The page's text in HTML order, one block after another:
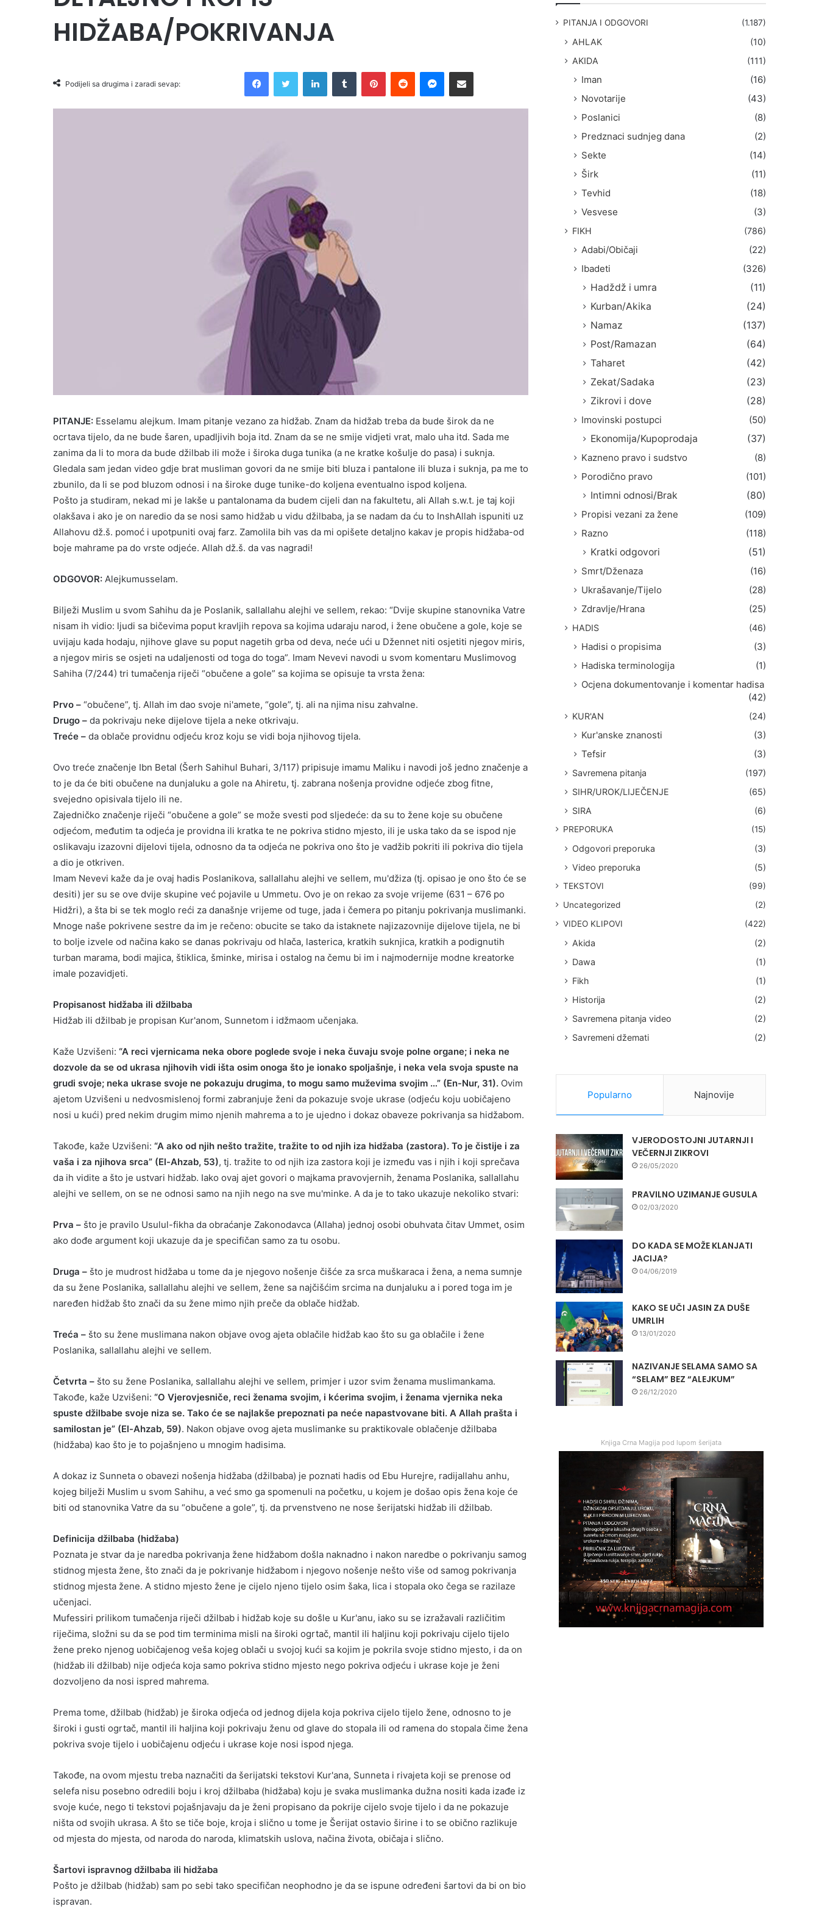
HIDŽABA/POKRIVANJA
Podijeli sa drugima i zaradi sevap:
PITANJE: Esselamu alejkum. Imam pitanje vezano za hidžab. Znam da hidžab treba da bude širok da ne
ocrtava tijelo, da ne bude šaren, upadljivih boja itd. Znam da se ne smije vidjeti vrat, malo uha itd. Sada me
zanima da li to mora da bude džilbab ili može i široka duga tunika (a ne kratke košulje do pasa) i suknja.
Gledala sam jedan video gdje brat musliman govori da ne smije biti bluza i pantalone ili bluza i suknja, pa me to
zbunilo, da li se pod bluzom odnosi i na široke duge tunike-do koljena eventualno ispod koljena.
Pošto ja studiram, nekad mi je lakše u pantalonama da budem cijeli dan na fakultetu, ali Allah s.w.t. je taj koji
olakšava i ako je on naredio da se nosi samo hidžab u vidu džilbaba, ja se nadam da ću to InshAllah ispuniti uz
Allahovu dž.š. pomoć i upotpuniti ovaj farz. Zamolila bih vas da mi opišete detaljno kakav je propis hidžaba-od
boje mahrame pa do vrste odjeće. Allah dž.š. da vas nagradi!
ODGOVOR: Alejkumusselam.
Bilježi Muslim u svom Sahihu da je Poslanik, sallallahu alejhi ve sellem, rekao: “Dvije skupine stanovnika Vatre
nisam ih vidio: ljudi sa bičevima poput kravljih repova sa kojima udaraju narod, i žene obučene a gole, koje se
uvijaju kada hodaju, njihove glave su poput nagetih grba od deva, neće ući u Džennet niti osjetiti njegov miris,
a njegov miris se osjeti na udaljenosti od toga do toga”. Imam Nevevi navodi u svom komentaru Muslimovog
Sahiha (7/244) tri tumačenja riječi “obučene a gole” sa kojima se opisuje ta vrsta žena:
Prvo – “obučene”, tj. Allah im dao svoje ni'amete, “gole”, tj. ali na njima nisu zahvalne.
Drugo – da pokrivaju neke dijelove tijela a neke otkrivaju.
Treće – da oblače providnu odjeću kroz koju se vidi boja njihovog tijela.
Ovo treće značenje Ibn Betal (Šerh Sahihul Buhari, 3/117) pripisuje imamu Maliku i navodi još jedno značenje a
to je da će biti obučene na dunjaluku a gole na Ahiretu, tj. zabrana nošenja providne odjeće zbog fitne,
svejedno opisivala tijelo ili ne.
Zajedničko značenje riječi “obučene a gole” se može svesti pod sljedeće: da su to žene koje su obučene
odjećom, međutim ta odjeća je providna ili kratka te ne pokriva stidno mjesto, ili je uska tako da se ispod nje
oslikavaju izazovni dijelovi tijela, odnosno da ta odjeća ne pokriva ono što je vadžib pokriti ili pokriva dio tijela
a dio je otkriven.
Imam Nevevi kaže da je ovaj hadis Poslanikova, sallallahu alejhi ve sellem, mu'džiza (tj. opisao je ono što će se
desiti) jer su se ove dvije skupine već pojavile u Ummetu. Ovo je on rekao za svoje vrijeme (631 – 676 po
Hidžri), a šta bi se tek moglo reći za današnje vrijeme od tuge, jada i čemera po pitanju pokrivanja muslimanki.
Mnoge naše pokrivene sestre da im je rečeno: obucite se tako da istaknete najizazovnije dijelove tijela, ne bi
to bolje izvele od načina kako se danas pokrivaju od hlača, lasterica, kratkih suknjica, kratkih a podignutih
turban marama, bodi majica, štiklica, šminke, mirisa i ostalog na čemu bi im i najmodernije modne kreatorke
imale pozavidjeti.
Propisanost hidžaba ili džilbaba
Hidžab ili džilbab je propisan Kur'anom, Sunnetom i idžmaom učenjaka.
Kaže Uzvišeni: “A reci vjernicama neka obore poglede svoje i neka čuvaju svoje polne organe; i neka ne
dozvole da se od ukrasa njihovih vidi išta osim onoga što je ionako spoljašnje, i neka vela svoja spuste na
grudi svoje; neka ukrase svoje ne pokazuju drugima, to mogu samo muževima svojim …” (En-Nur, 31). Ovim
ajetom Uzvišeni u nedvosmislenoj formi zabranjuje ženi da pokazuje svoje ukrase (odjeću koju uobičajeno
nosi u kući) pred nekim drugim mimo njenih mahrema a to je ujedno i dokaz obaveze pokrivanja sa hidžabom.
Takođe, kaže Uzvišeni: “A ako od njih nešto tražite, tražite to od njih iza hidžaba (zastora). To je čistije i za
vaša i za njihova srca” (El-Ahzab, 53), tj. tražite to od njih iza zastora koji je između vas i njih i koji sprečava
da ih vidite a što je ustvari hidžab. Iako ovaj ajet govori o majkama pravovjernih, ženama Poslanika, sallallahu
alejhi ve sellem, on se ne odnosi samo na njih nego na sve mu'minke. A da je to tako ukazuje nekoliko stvari:
Prva – što je pravilo Usulul-fikha da obraćanje Zakonodavca (Allaha) jednoj osobi obuhvata čitav Ummet, osim
ako dođe argument koji ukazuje da je specifičan samo za tu osobu.
Druga – što je mudrost hidžaba u tome da je njegovo nošenje čišće za srca muškaraca i žena, a nema sumnje
da su žene Poslanika, sallallahu alejhi ve sellem, žene sa najčišćim srcima na dunjaluku a i pored toga im je
naređen hidžab što znači da su žene mimo njih preče da oblače hidžab.
Treća – što su žene muslimana nakon objave ovog ajeta oblačile hidžab kao što su ga oblačile i žene
Poslanika, sallallahu alejhi ve sellem.
Četvrta – što su žene Poslanika, sallallahu alejhi ve sellem, primjer i uzor svim ženama muslimankama.
Takođe, kaže Uzvišeni: “O Vjerovjesniče, reci ženama svojim, i kćerima svojim, i ženama vjernika neka
spuste džilbabe svoje niza se. Tako će se najlakše prepoznati pa neće napastvovane biti. A Allah prašta i
samilostan je” (El-Ahzab, 59). Nakon objave ovog ajeta muslimanke su praktikovale oblačenje džilbaba
(hidžaba) kao što je to pojašnjeno u mnogim hadisima.
A dokaz iz Sunneta o obavezi nošenja hidžaba (džilbaba) je poznati hadis od Ebu Hurejre, radijallahu anhu,
kojeg bilježi Muslim u svom Sahihu, a već smo ga spomenuli na početku, u kojem je došao opis žena koje će
biti od stanovnika Vatre da su “obučene a gole”, tj. da prvenstveno ne nose šerijatski hidžab ili džilbab.
Definicija džilbaba (hidžaba)
Poznata je stvar da je naredba pokrivanja žene hidžabom došla naknadno i nakon naredbe o pokrivanju samog
stidnog mjesta žene, što znači da je pokrivanje hidžabom i njegovo nošenje nešto više od samog pokrivanja
stidnog mjesta žene. A stidno mjesto žene je cijelo njeno tijelo osim šaka, lica i stopala oko čega se razilaze
učenjaci.
Mufessiri prilikom tumačenja riječi džilbab i hidžab koje su došle u Kur'anu, iako su se izražavali različitim
riječima, složni su da se pod tim terminima misli na široki ogrtač, mantil ili haljinu koji pokrivaju cijelo tijelo
žene preko njenog uobičajenog veša kojeg oblači u svojoj kući sa kojim je pokrila svoje stidno mjesto, i da on
(hidžab ili džilbab) nije odjeća koja samo pokriva stidno mjesto nego pokriva odjeću i ukrase koje je ženi
dozvoljeno da nosi ispred mahrema.
Prema tome, džilbab (hidžab) je široka odjeća od jednog dijela koja pokriva cijelo tijelo žene, odnosno to je
široki i gusti ogrtač, mantil ili haljina koji pokrivaju ženu od glave do stopala ili od ramena do stopala čime žena
pokriva svoje tijelo i uobičajenu odjeću i ukrase koje nosi ispod njega.
Takođe, na ovom mjestu treba naznačiti da šerijatski tekstovi Kur'ana, Sunneta i rivajeta koji se prenose od
selefa nisu posebno odredili boju i kroj džilbaba (hidžaba) koju je svaka muslimanka dužna nositi kada izađe iz
svoje kuće, nego ti tekstovi pojašnjavaju da je ženi propisano da pokrije cijelo svoje tijelo i da ne pokazuje
ništa od svojih ukrasa. A što se tiče boje, kroja i slično u tome je Šerijat ostavio širine i to se obično razlikuje
od mjesta do mjesta, od naroda do naroda, klimatskih uslova, načina života, običaja i slično.
Šartovi ispravnog džilbaba ili hidžaba
Pošto je džilbab (hidžab) sam po sebi tako specifičan neophodno je da se ispune određeni šartovi da bi on bio
ispravan.
PITANJA I ODGOVORI (1.187)
AHLAK
(10)
AKIDA
(111)
Iman
(16)
Novotarije
(43)
Poslanici
(8)
Predznaci sudnjeg dana
(2)
Sekte
(14)
Širk
(11)
Tevhid
(18)
Vesvese
(3)
FIKH (786)
Adabi/Običaji
(22)
Ibadeti
(326)
Hadždž i umra
(11)
Kurban/Akika
(24)
Namaz
(137)
Post/Ramazan
(64)
Taharet
(42)
Zekat/Sadaka
(23)
Zikrovi i dove
(28)
Imovinski postupci
(50)
Ekonomija/Kupoprodaja
(37)
Kazneno pravo i sudstvo
(8)
Porodično pravo
(101)
Intimni odnosi/Brak
(80)
Propisi vezani za žene
(109)
Razno
(118)
Kratki odgovori
(51)
Smrt/Dženaza
(16)
Ukrašavanje/Tijelo
(28)
Zdravlje/Hrana
(25)
HADIS (46)
Hadisi o propisima
(3)
Hadiska terminologija
(1)
Ocjena dokumentovanje i komentar hadisa
(42)
KUR'AN (24)
Kur'anske znanosti
(3)
Tefsir
(3)
Savremena pitanja
(197)
SIHR/UROK/LIJEČENJE
(65)
SIRA
(6)
PREPORUKA (15)
Odgovori preporuka
(3)
Video preporuka
(5)
TEKSTOVI
(99)
Uncategorized
(2)
VIDEO KLIPOVI
(422)
Akida
(2)
Dawa
(1)
Fikh
(1)
Historija
(2)
Savremena pitanja video
(2)
Savremeni džemati
(2)
Popularno Najnovije
VJERODOSTOJNI JUTARNJI I
VEČERNJI ZIKROVI
26/05/2020
PRAVILNO UZIMANJE GUSULA
02/03/2020
DO KADA SE MOŽE KLANJATI
JACIJA?
04/06/2019
KAKO SE UČI JASIN ZA DUŠE
UMRLIH
13/01/2020
NAZIVANJE SELAMA SAMO SA
“SELAM” BEZ “ALEJKUM”
26/12/2020
Knjiga Crna Magija pod lupom šerijata